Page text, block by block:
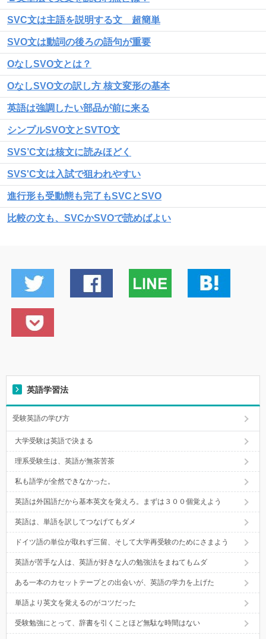
SVC文は主語を説明する文 超簡単
SVO文は動詞の後ろの語句が重要
OなしSVO文とは？
OなしSVO文の訳し方 核文変形の基本
英語は強調したい部品が前に来る
シンプルSVO文とSVTO文
SVS’C文は核文に読みほどく
SVS'C文は入試で狙われやすい
進行形も受動態も完了もSVCとSVO
比較の文も、SVCかSVOで読めばよい
英語学習法
受験英語の学び方
大学受験は英語で決まる
理系受験生は、英語が無茶苦茶
私も語学が全然できなかった。
英語は外国語だから基本英文を覚えろ。まずは３００個覚えよう
英語は、単語を訳してつなげてもダメ
ドイツ語の単位が取れず三留、そして大学再受験のためにさまよう
英語が苦手な人は、英語が好きな人の勉強法をまねてもムダ
ある一本のカセットテープとの出会いが、英語の学力を上げた
単語より英文を覚えるのがコツだった
受験勉強にとって、辞書を引くことほど無駄な時間はない